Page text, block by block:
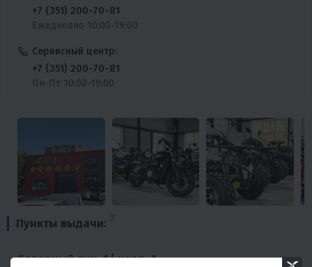
+7 (351) 200-70-81
Ежедневно 10:00-19:00
Сервисный центр:
+7 (351) 200-70-81
Пн-Пт 10:00-19:00
Пункты выдачи: 3
Северный луч, 1/ корп. А